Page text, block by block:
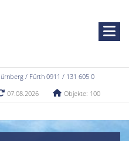
/ Fürth 0911 / 131 605 0
07.08.2026 Objekte: 100